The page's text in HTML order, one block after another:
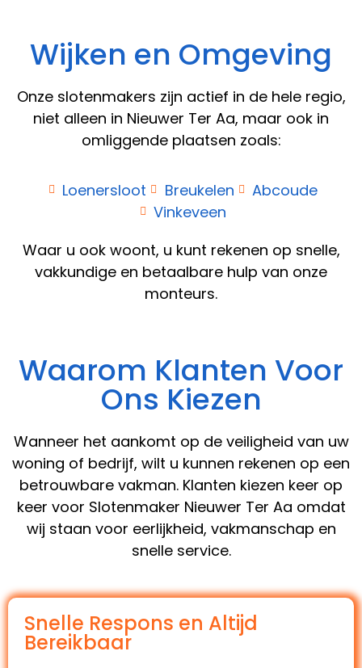
Wijken en Omgeving
Onze slotenmakers zijn actief in de hele regio,
niet alleen in Nieuwer Ter Aa, maar ook in
omliggende plaatsen zoals:
Loenersloot Breukelen
Abcoude
Vinkeveen
Waar u ook woont, u kunt rekenen op snelle,
vakkundige en betaalbare hulp van onze
monteurs.
Waarom Klanten Voor
Ons Kiezen
Wanneer het aankomt op de veiligheid van uw
woning of bedrijf, wilt u kunnen rekenen op een
betrouwbare vakman. Klanten kiezen keer op
keer voor Slotenmaker Nieuwer Ter Aa omdat
wij staan voor eerlijkheid, vakmanschap en
snelle service.
Snelle Respons en Altijd
Bereikbaar